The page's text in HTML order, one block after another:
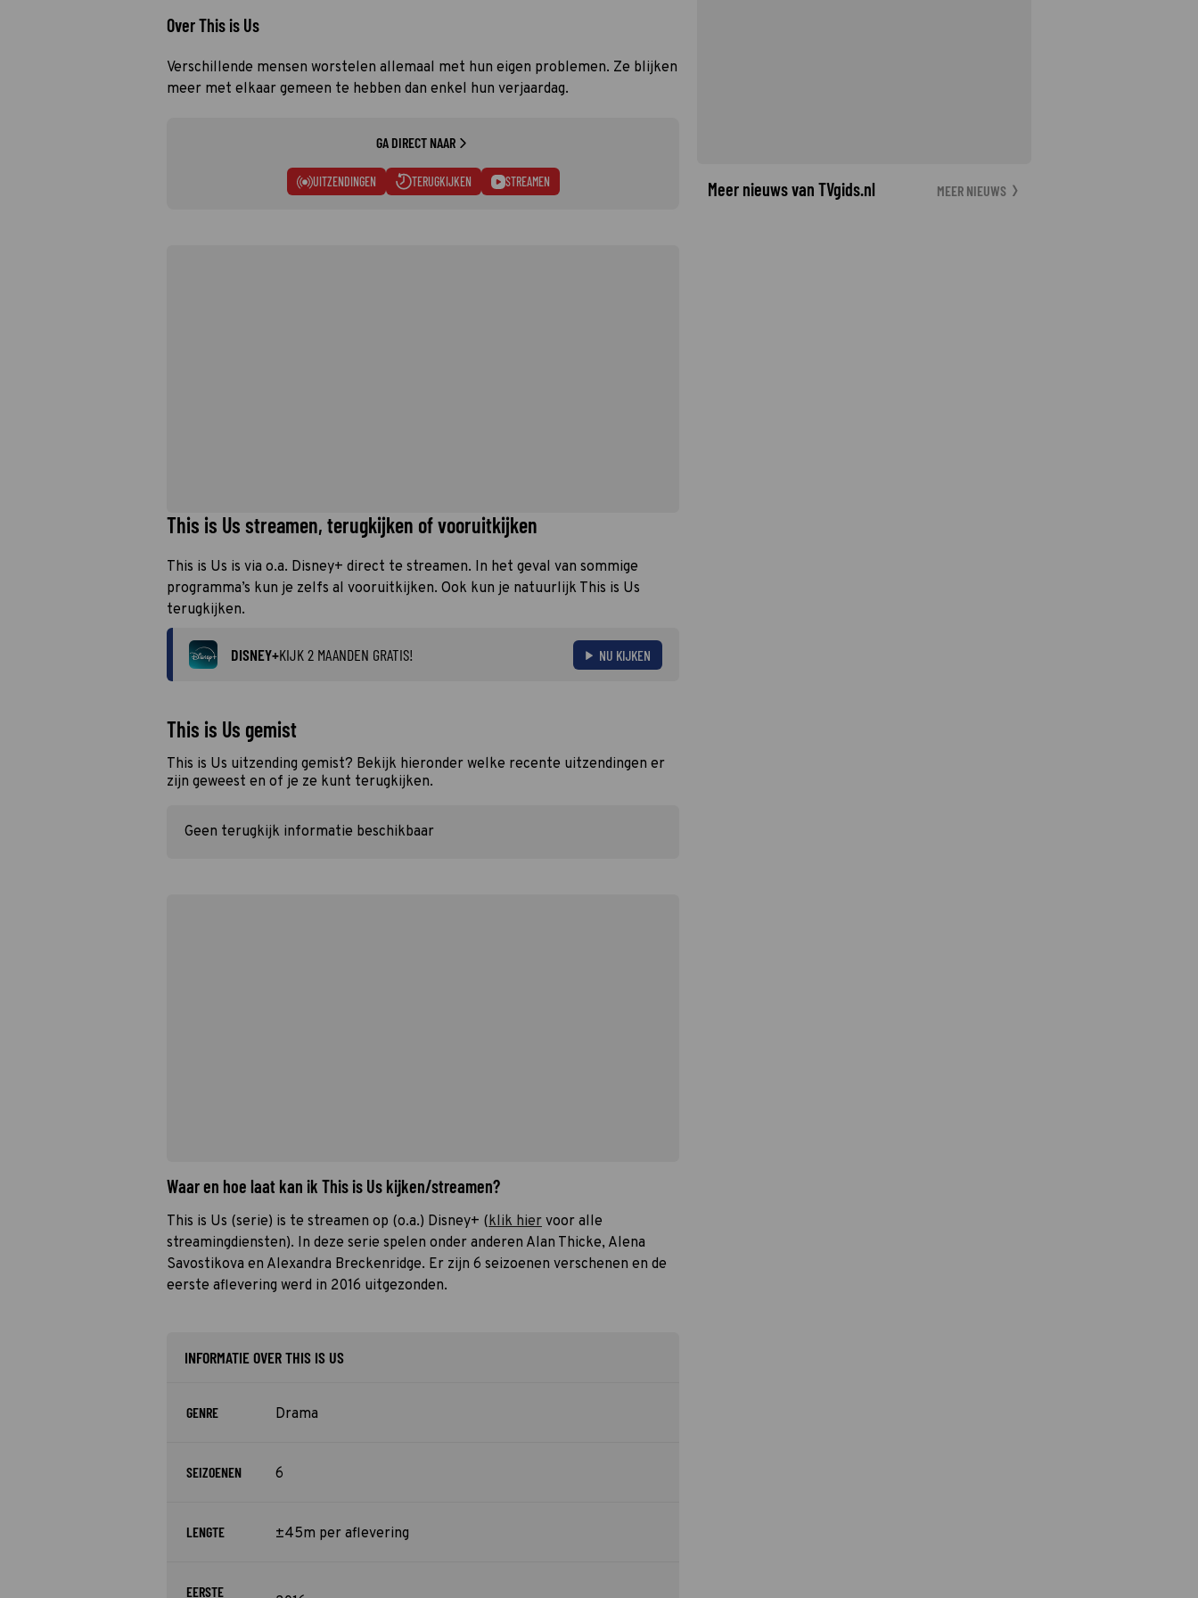
Over This is Us
Verschillende mensen worstelen allemaal met hun eigen problemen. Ze blijken
meer met elkaar gemeen te hebben dan enkel hun verjaardag.
GA DIRECT NAAR
UITZENDINGEN TERUGKIJKEN STREAMEN
This is Us streamen, terugkijken of vooruitkijken
This is Us is via o.a. Disney+ direct te streamen. In het geval van sommige
programma’s kun je zelfs al vooruitkijken. Ook kun je natuurlijk This is Us
terugkijken.
DISNEY+KIJK 2 MAANDEN GRATIS! NU KIJKEN
This is Us gemist
This is Us uitzending gemist? Bekijk hieronder welke recente uitzendingen er
zijn geweest en of je ze kunt terugkijken.
Geen terugkijk informatie beschikbaar
Waar en hoe laat kan ik This is Us kijken/streamen?
This is Us (serie) is te streamen op (o.a.) Disney+ (klik hier voor alle
streamingdiensten). In deze serie spelen onder anderen Alan Thicke, Alena
Savostikova en Alexandra Breckenridge. Er zijn 6 seizoenen verschenen en de
eerste aflevering werd in 2016 uitgezonden.
INFORMATIE OVER THIS IS US
GENRE Drama
SEIZOENEN 6
LENGTE ±45m per aflevering
EERSTE
Meer nieuws van TVgids.nl MEER NIEUWS